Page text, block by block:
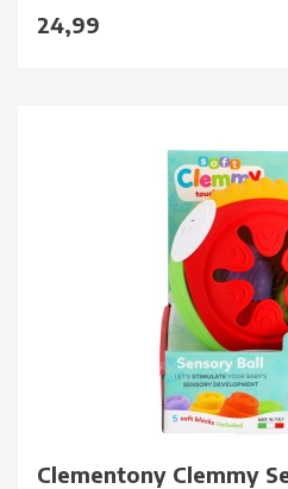
24,99
Clementony Clemmy